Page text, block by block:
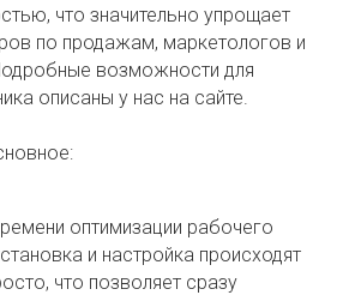
что значительно упрощает
по продажам, маркетологов и
возможности для
описаны у нас на сайте.
оптимизации рабочего
и настройка происходят
что позволяет сразу